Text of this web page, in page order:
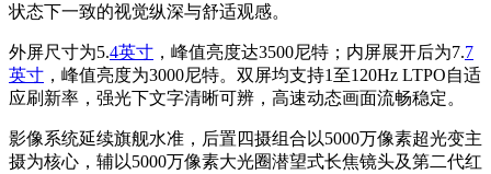
状态下一致的视觉纵深与舒适观感。
外屏尺寸为5.4英寸 ，峰值亮度达3500尼特；内屏展开后为7.7
英寸 ，峰值亮度为3000尼特。双屏均支持1至120Hz LTPO自适
应刷新率，强光下文字清晰可辨，高速动态画面流畅稳定。
影像系统延续旗舰水准，后置四摄组合以5000万像素超光变主
摄为核心，辅以5000万像素大光圈潜望式长焦镜头及第二代红